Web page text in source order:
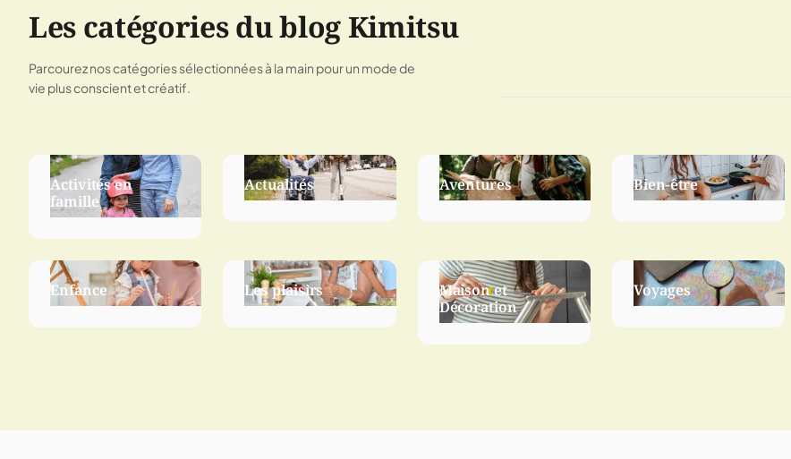
Les catégories du blog Kimitsu
Parcourez nos catégories sélectionnées à la main pour un mode de
vie plus conscient et créatif.
Activités en
famille
Actualités Aventures Bien-être
Enfance Les plaisirs
Maison et
Décoration
Voyages